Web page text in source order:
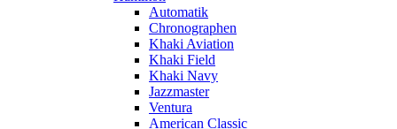
Automatik
Chronographen
Khaki Aviation
Khaki Field
Khaki Navy
Jazzmaster
Ventura
American Classic